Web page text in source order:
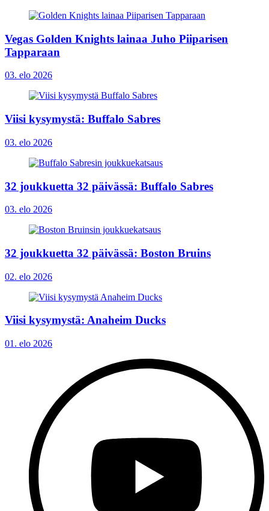
Vegas Golden Knights lainaa Juho Piiparisen
Tapparaan
03. elo 2026
Viisi kysymystä: Buffalo Sabres
03. elo 2026
32 joukkuetta 32 päivässä: Buffalo Sabres
03. elo 2026
32 joukkuetta 32 päivässä: Boston Bruins
02. elo 2026
Viisi kysymystä: Anaheim Ducks
01. elo 2026